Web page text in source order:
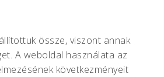
össze, viszont annak
A weboldal használata az
következményeit